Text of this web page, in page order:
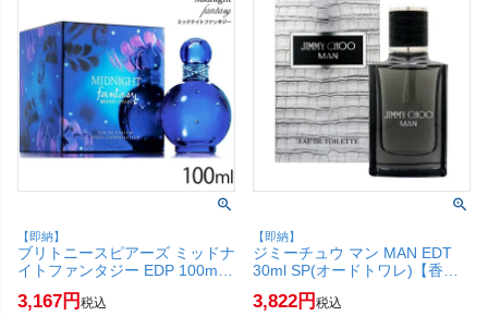
【即納】
ブリトニースピアーズ ミッドナ
イトファンタジー EDP 100ml
SP(オードパルファン)【香水】
【SBT】 (6019374)
3,167 税込
【即納】
ジミーチュウ マン MAN EDT
30ml SP(オードトワレ)【香
水】【SBT】 (6013564)
3,822 税込